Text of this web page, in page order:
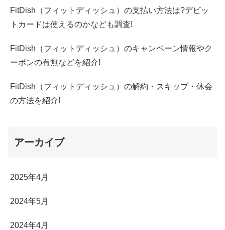
FitDish（フィットディッシュ）の支払い方法は?デビッ
トカードは使えるのかなども調査!
FitDish（フィットディッシュ）のキャンペーン情報やク
ーポンの有無などを紹介!
FitDish（フィットディッシュ）の解約・スキップ・休会
の方法を紹介!
アーカイブ
2025年4月
2024年5月
2024年4月